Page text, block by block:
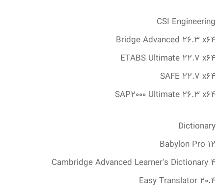
CSI Engineering
Bridge Advanced 26.‎3 x64
ETABS Ultimate 22.‎7 x64
SAFE 22.‎7 x64
SAP2000 Ultimate 26.‎3 x64
Dictionary
Babylon Pro 12
Cambridge Advanced Learner's Dictionary 4
Easy Translator 20.‎4